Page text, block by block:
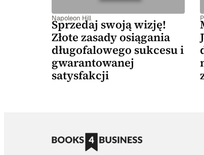
Napoleon Hill
Sprzedaj swoją wizję!
Złote zasady osiągania
długofalowego sukcesu i
gwarantowanej
satysfakcji